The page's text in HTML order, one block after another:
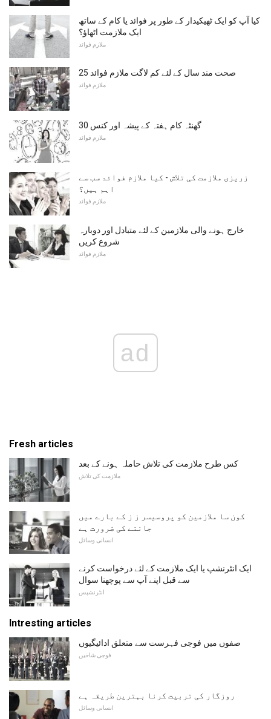
کیا آپ کو ایک ٹھیکیدار کے طور پر فوائد یا کام کے ساتھ
ایک ملازمت اٹھاؤ؟
ملازم فوائد
25 صحت مند سال کے لئے کم لاگت ملازم فوائد
ملازم فوائد
30 گھنٹہ کام ہفتہ کے پیشہ اور کنس
ملازم فوائد
زریزی ملازمت کی تلاش - کیا ملازم فوائد سب سے
اہم ہیں؟
ملازم فوائد
خارج ہونے والی ملازمین کے لئے متبادل اور دوبارہ
شروع کریں
ملازم فوائد
ad
Fresh articles
کس طرح ملازمت کی تلاش حاملہ ہونے کے بعد
ملازمت کی تلاش
کون سا ملازمین کو پروسیسر ز ز کے بارے میں
جاننے کی ضرورت ہے
انسانی وسائل
ایک انٹرنشپ یا ایک ملازمت کے لئے درخواست کرنے
سے قبل اپنے آپ سے پوچھنا سوال
انٹرنشپس
Intresting articles
صفوں میں فوجی فہرست سے متعلق ادائیگیوں
فوجی شاخیں
روزگار کی تربیت کرنا بہترین طریقہ ہے
انسانی وسائل